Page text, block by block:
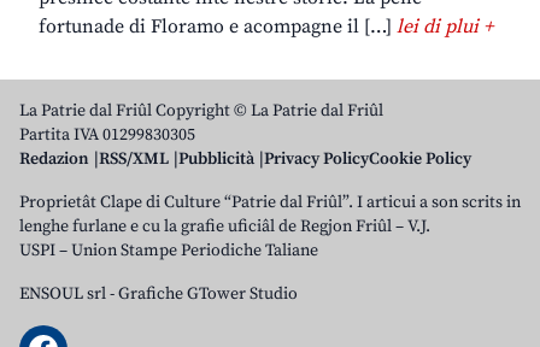
fortunade di Floramo e acompagne il […] lei di plui +
La Patrie dal Friûl Copyright © La Patrie dal Friûl
Partita IVA 01299830305
Redazion RSS/XML Pubblicità Privacy PolicyCookie Policy
Proprietât Clape di Culture “Patrie dal Friûl”. I articui a son scrits in
lenghe furlane e cu la grafie uficiâl de Regjon Friûl – V.J.
USPI – Union Stampe Periodiche Taliane
ENSOUL srl-Grafiche GTower Studio